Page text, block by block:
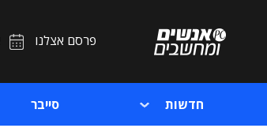
פרסם אצלנו
חדשות סייבר